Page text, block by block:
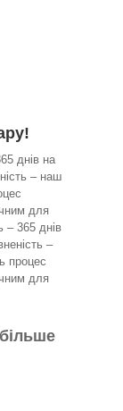
днів на
– наш
для
– 365 днів
–
процес
для